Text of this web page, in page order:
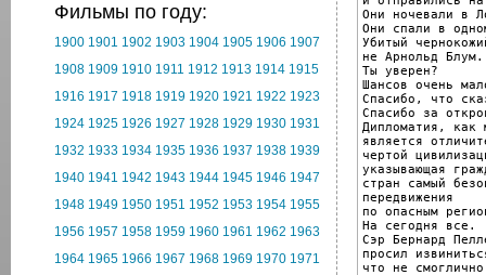
Фильмы по году:
1900 1901 1902 1903 1904 1905 1906 1907
1908 1909 1910 1911 1912 1913 1914 1915
1916 1917 1918 1919 1920 1921 1922 1923
1924 1925 1926 1927 1928 1929 1930 1931
1932 1933 1934 1935 1936 1937 1938 1939
1940 1941 1942 1943 1944 1945 1946 1947
1948 1949 1950 1951 1952 1953 1954 1955
1956 1957 1958 1959 1960 1961 1962 1963
1964 1965 1966 1967 1968 1969 1970 1971
Они ночевали в
Они спали в
Убитый
не Арнольд
Ты уверен?
Шансов очень
Спасибо, что
Спасибо за
Дипломатия, как
является
чертой
указывающая
стран самый
передвижения
по опасным
На сегодня все.
Сэр Бернард
просил
что не смоглично